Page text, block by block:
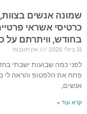
שמונה אנשים
כרטיסי אשראי
בחודש, וויתרתם על
31 ביולי 2026
אין תגובות
לפני כמה שבועות ישבתי
פתח את הלפטופ והראה לי
אנשים,
קרא עוד »